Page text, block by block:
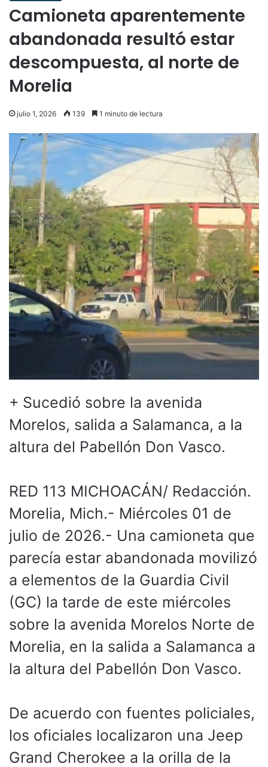
Camioneta aparentemente
abandonada resultó estar
descompuesta, al norte de
Morelia
julio 1, 2026 139 1 minuto de lectura
+ Sucedió sobre la avenida
Morelos, salida a Salamanca, a la
altura del Pabellón Don Vasco.
RED 113 MICHOACÁN/ Redacción.
Morelia, Mich.- Miércoles 01 de
julio de 2026.- Una camioneta que
parecía estar abandonada movilizó
a elementos de la Guardia Civil
(GC) la tarde de este miércoles
sobre la avenida Morelos Norte de
Morelia, en la salida a Salamanca a
la altura del Pabellón Don Vasco.
De acuerdo con fuentes policiales,
los oficiales localizaron una Jeep
Grand Cherokee a la orilla de la